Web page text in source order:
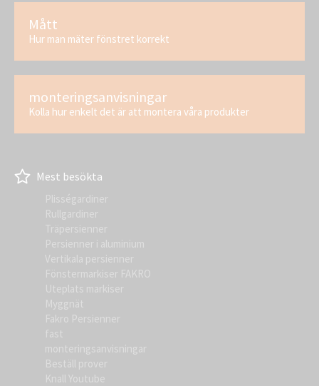
Mått
Hur man mäter fönstret korrekt
monteringsanvisningar
Kolla hur enkelt det är att montera våra produkter
Mest besökta
Plisségardiner
Rullgardiner
Träpersienner
Persienner i aluminium
Vertikala persienner
Fönstermarkiser FAKRO
Uteplats markiser
Myggnät
Fakro Persienner
fast
monteringsanvisningar
Beställ prover
Knall Youtube